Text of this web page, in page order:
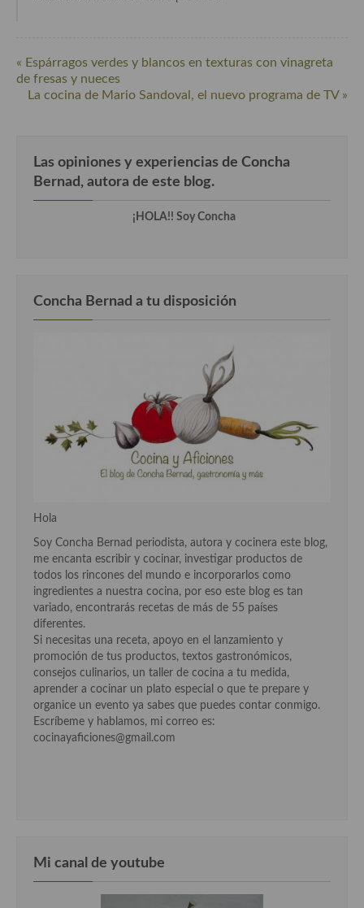
Cocina Yoshoku
Cocinas de España
Cocina Balear
Cocina Castilla – La Mancha
Cocina Catalana
Cocina Extremeña
Cocina Madrileña
Cocina Murciana
Cocina Navarra
Cocina Riojana
Cocina Valenciana
Cocina Vasca
Cocina Europea
Cocina Britanica
Cocina Bulgara
« Espárragos verdes y blancos en texturas con vinagreta
de fresas y nueces
La cocina de Mario Sandoval, el nuevo programa de TV »
Las opiniones y experiencias de Concha
Bernad, autora de este blog.
¡HOLA!! Soy Concha
Concha Bernad a tu disposición
Hola
Soy Concha Bernad periodista, autora y cocinera este blog,
me encanta escribir y cocinar, investigar productos de
todos los rincones del mundo e incorporarlos como
ingredientes a nuestra cocina, por eso este blog es tan
variado, encontrarás recetas de más de 55 países
diferentes.
Si necesitas una receta, apoyo en el lanzamiento y
promoción de tus productos, textos gastronómicos,
consejos culinarios, un taller de cocina a tu medida,
aprender a cocinar un plato especial o que te prepare y
organice un evento ya sabes que puedes contar conmigo.
Escríbeme y hablamos, mi correo es:
cocinayaficiones@gmail.com
Mi canal de youtube